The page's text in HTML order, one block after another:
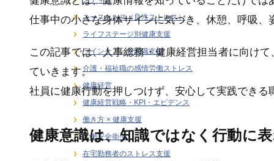
仕事中の小さな身体サインに気づき、休憩、呼吸
この記事では、人事総務・健康経営担当者に向け
ていきます。
社員に健康行動を押しつけず、安心して実践でき
健康意識は、知識ではなく行動に
ユーストレス（良性ストレス）
ライフステージ別健康支援
ラインケア・管理職支援
介護・福祉職の感情労働ストレス
健康経営
健康経営戦略・KPI・エビデンス
働き方 × 健康支援
労働安全衛生
在宅勤務者のストレス支援